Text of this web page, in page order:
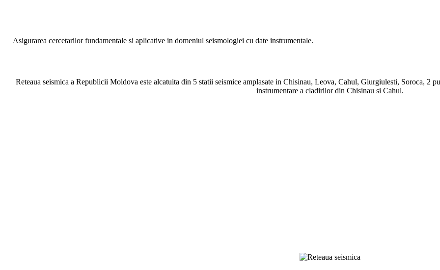
Asigurarea cercetarilor fundamentale si aplicative in domeniul seismologiei cu date instrumentale.
Reteaua seismica a Republicii Moldova este alcatuita din 5 statii seismice amplasate in Chisinau, Leova, Cahul, Giurgiulesti, Soroca, 2
instrumentare a cladirilor din Chisinau si Cahul.